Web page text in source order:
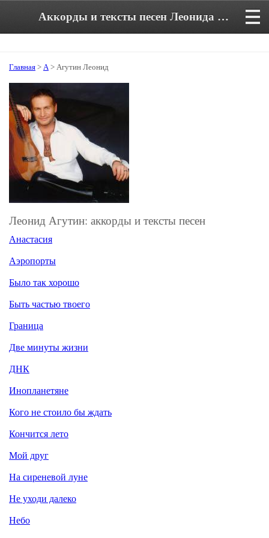
Аккорды и тексты песен Леонида Агутина
Главная > А> Агутин Леонид
Леонид Агутин: аккорды и тексты песен
Анастасия
Аэропорты
Было так хорошо
Быть частью твоего
Граница
Две минуты жизни
ДНК
Инопланетяне
Кого не стоило бы ждать
Кончится лето
Мой друг
На сиреневой луне
Не уходи далеко
Небо